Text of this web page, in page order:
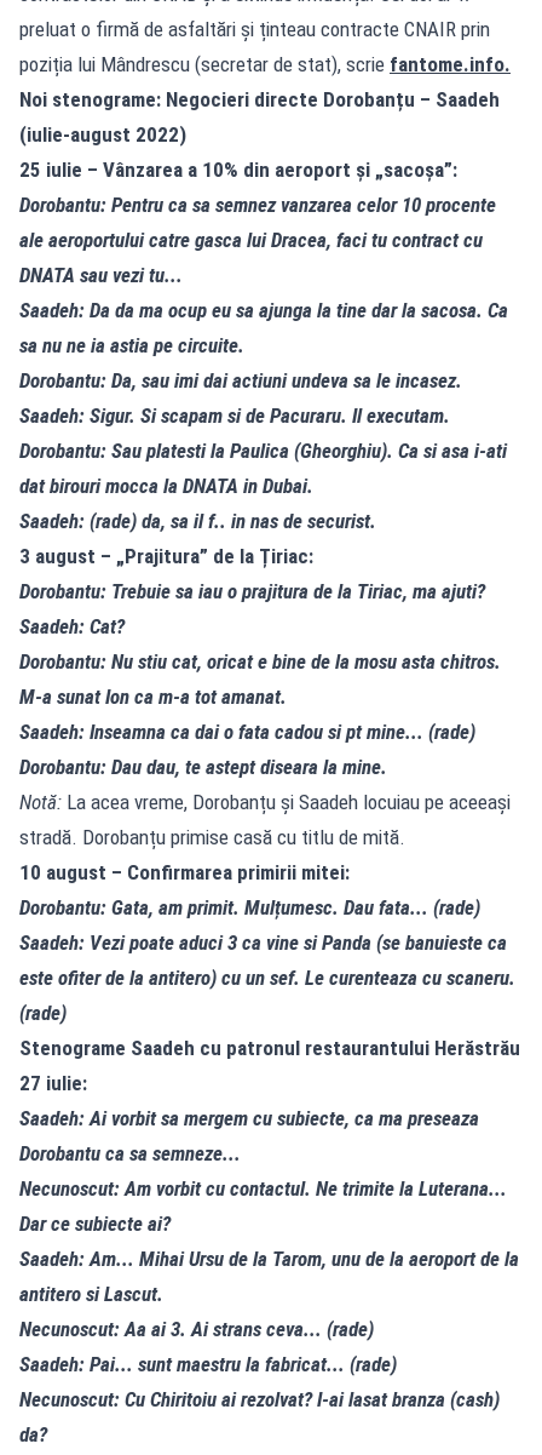
preluat o firmă de asfaltări și ținteau contracte CNAIR prin
poziția lui Mândrescu (secretar de stat), scrie fantome.info.
Noi stenograme: Negocieri directe Dorobanțu – Saadeh
(iulie-august 2022)
25 iulie – Vânzarea a 10% din aeroport și „sacoșa”:
Dorobantu: Pentru ca sa semnez vanzarea celor 10 procente
ale aeroportului catre gasca lui Dracea, faci tu contract cu
DNATA sau vezi tu...
Saadeh: Da da ma ocup eu sa ajunga la tine dar la sacosa. Ca
sa nu ne ia astia pe circuite.
Dorobantu: Da, sau imi dai actiuni undeva sa le incasez.
Saadeh: Sigur. Si scapam si de Pacuraru. Il executam.
Dorobantu: Sau platesti la Paulica (Gheorghiu). Ca si asa i-ati
dat birouri mocca la DNATA in Dubai.
Saadeh: (rade) da, sa il f.. in nas de securist.
3 august – „Prajitura” de la Țiriac:
Dorobantu: Trebuie sa iau o prajitura de la Tiriac, ma ajuti?
Saadeh: Cat?
Dorobantu: Nu stiu cat, oricat e bine de la mosu asta chitros.
M-a sunat Ion ca m-a tot amanat.
Saadeh: Inseamna ca dai o fata cadou si pt mine... (rade)
Dorobantu: Dau dau, te astept diseara la mine.
Notă: La acea vreme, Dorobanțu și Saadeh locuiau pe aceeași
stradă. Dorobanțu primise casă cu titlu de mită.
10 august – Confirmarea primirii mitei:
Dorobantu: Gata, am primit. Mulțumesc. Dau fata... (rade)
Saadeh: Vezi poate aduci 3 ca vine si Panda (se banuieste ca
este ofiter de la antitero) cu un sef. Le curenteaza cu scaneru.
(rade)
Stenograme Saadeh cu patronul restaurantului Herăstrău
27 iulie:
Saadeh: Ai vorbit sa mergem cu subiecte, ca ma preseaza
Dorobantu ca sa semneze...
Necunoscut: Am vorbit cu contactul. Ne trimite la Luterana...
Dar ce subiecte ai?
Saadeh: Am... Mihai Ursu de la Tarom, unu de la aeroport de la
antitero si Lascut.
Necunoscut: Aa ai 3. Ai strans ceva... (rade)
Saadeh: Pai... sunt maestru la fabricat... (rade)
Necunoscut: Cu Chiritoiu ai rezolvat? I-ai lasat branza (cash)
da?